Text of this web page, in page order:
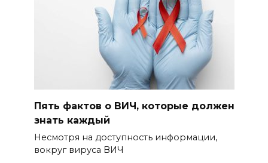
Пять фактов о ВИЧ, которые должен
знать каждый
Несмотря на доступность информации,
вокруг вируса ВИЧ